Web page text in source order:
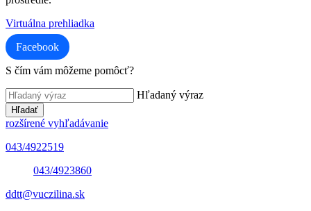
Virtuálna prehliadka
Facebook
S čím vám môžeme pomôcť?
Hľadaný výraz
Hľadať
rozšírené vyhľadávanie
043/4922519
043/4923860
ddtt@vuczilina.sk